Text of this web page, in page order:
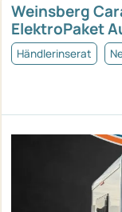
Weinsberg
ElektroPaket
Händlerinserat